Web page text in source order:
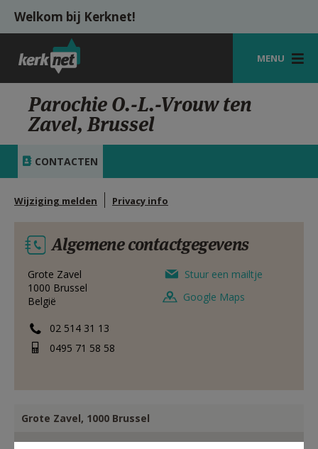
Overslaan en naar de inhoud gaan
Welkom bij Kerknet!
MENU
STARTPAGINA
KERK
VIERINGEN
HULP
MIJN PAROCHIE
AANMELDEN OF REGISTREREN
Parochie O.-L.-Vrouw ten
Zavel, Brussel
CONTACTEN
Wijziging melden Privacy info
Algemene contactgegevens
Grote Zavel
1000 Brussel
België
02 514 31 13
0495 71 58 58
Stuur een mailtje
Google Maps
Grote Zavel, 1000 Brussel